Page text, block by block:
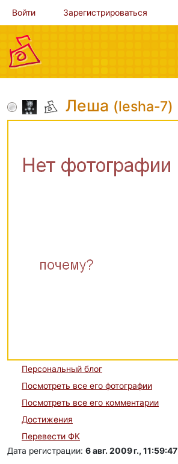
Войти Зарегистрироваться
Леша (lesha-7)
Персональный блог
Посмотреть все его фотографии
Посмотреть все его комментарии
Достижения
Перевести ФК
Дата регистрации: 6 авг. 2009 г., 11:59:47